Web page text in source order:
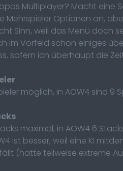
Multiplayer? Macht eine
Mehrspieler Optionen an,
Sinn, weil das Menü doch
im Vorfeld schon einiges
sofern ich überhaupt die
möglich, in AOW4 sind 9
maximal, in AOW4 6
ist besser, weil eine KI
(hatte teilweise extreme